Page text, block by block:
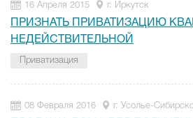
16 Апреля 2015 г. Иркутск
ПРИЗНАТЬ ПРИВАТИЗАЦИЮ
НЕДЕЙСТВИТЕЛЬНОЙ
Приватизация
08 Февраля 2016 г. Усолье-